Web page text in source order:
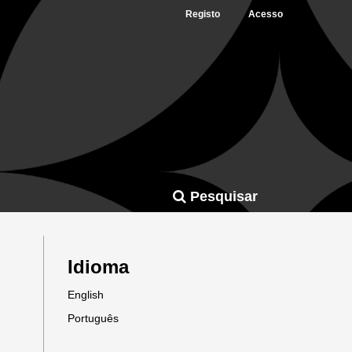
Pesquisar
Registo Acesso
Idioma
English
Português